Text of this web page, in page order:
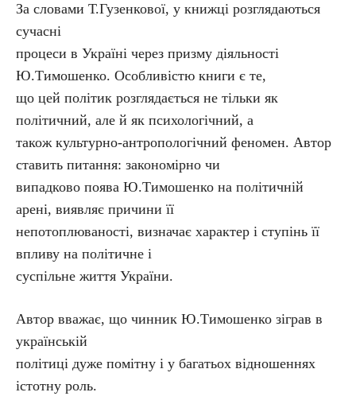
За словами Т.Гузенкової, у книжці розглядаються
сучасні
процеси в Україні через призму діяльності
Ю.Тимошенко. Особливістю книги є те,
що цей політик розглядається не тільки як
політичний, але й як психологічний, а
також культурно-антропологічний феномен. Автор
ставить питання: закономірно чи
випадково поява Ю.Тимошенко на політичній
арені, виявляє причини її
непотоплюваності, визначає характер і ступінь її
впливу на політичне і
суспільне життя України.
Автор вважає, що чинник Ю.Тимошенко зіграв в
українській
політиці дуже помітну і у багатьох відношеннях
істотну роль.